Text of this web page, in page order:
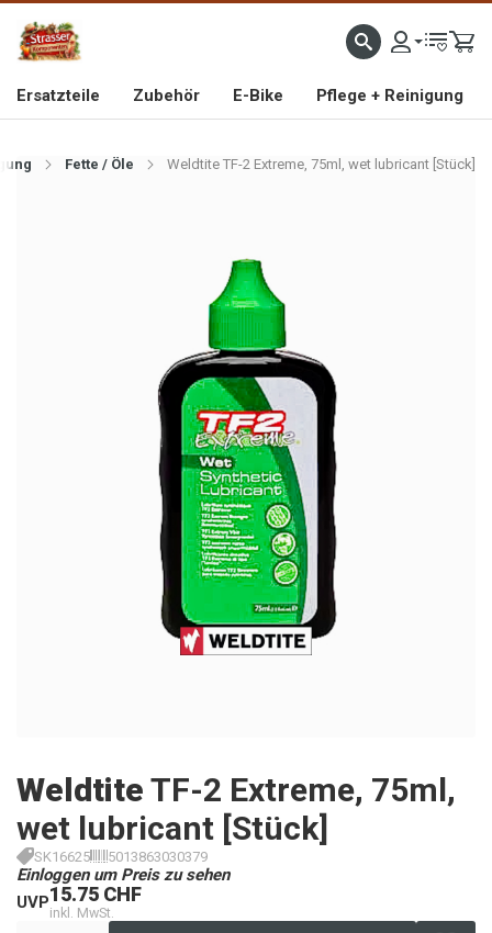
IMPORTEUR VON HOCHWERTIGEN FAHRRAD- UND MOFAERSATZTEILEN SEIT 1993
Ersatzteile Zubehör E-Bike Pflege + Reinigung
Fette / Öle Weldtite TF-2 Extreme, 75ml, wet lubricant [Stück]
Weldtite TF-2 Extreme, 75ml,
wet lubricant [Stück]
SK16625 5013863030379
Einloggen um Preis zu sehen
UVP15.75 CHF
inkl. MwSt.